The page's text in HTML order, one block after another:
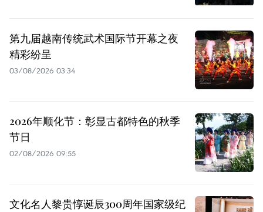
第九届越南传统武术国际节开幕之夜
精彩纷呈
03/08/2026 03:34
2026年顺化节：彰显古都特色的秋季
节日
02/08/2026 09:55
文化名人黎贵惇诞辰300周年国家级纪